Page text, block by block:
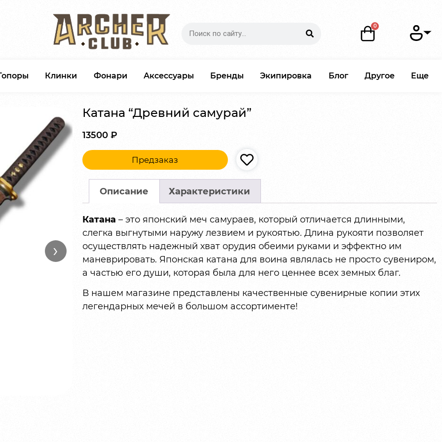
Клинки Фонари Аксессуары Бренды Экипировка Блог Другое Еще
›
Катана “Древний самурай”
13500 ₽
Предзаказ
Описание Характеристики
Катана – это японский меч самураев, который отличается длинными,
слегка выгнутыми наружу лезвием и рукоятью. Длина рукояти позволяет
осуществлять надежный хват орудия обеими руками и эффектно им
маневрировать. Японская катана для воина являлась не просто сувениром,
а частью его души, которая была для него ценнее всех земных благ.
В нашем магазине представлены качественные сувенирные копии этих
легендарных мечей в большом ассортименте!